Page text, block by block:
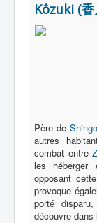
Kôzuki (香
Père de
autres
combat entre
les héberger
opposant
provoque
porté
découvre dans